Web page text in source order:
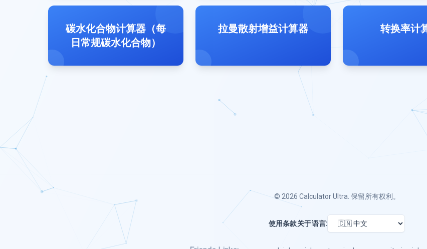
碳水化合物计算器（每
日常规碳水化合物）
拉曼散射增益计算器 转换率计
© 2026 Calculator Ultra . 保留所有权利。
使用条款关于语言: